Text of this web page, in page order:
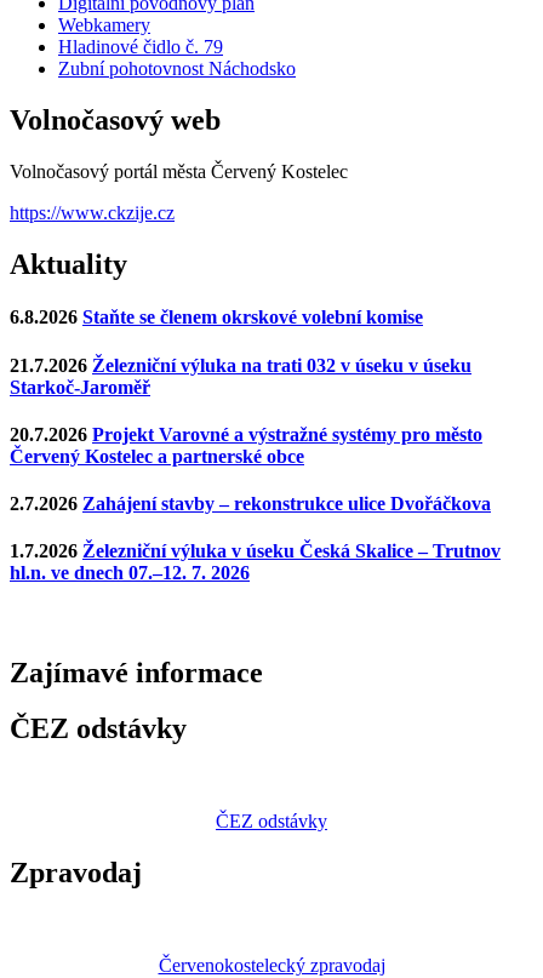
Webkamery
Hladinové čidlo č. 79
Zubní pohotovnost Náchodsko
Volnočasový web
Volnočasový portál města Červený Kostelec
https://www.ckzije.cz
Aktuality
6.8.2026 Staňte se členem okrskové volební komise
21.7.2026 Železniční výluka na trati 032 v úseku v úseku
Starkoč-Jaroměř
20.7.2026 Projekt Varovné a výstražné systémy pro město
Červený Kostelec a partnerské obce
2.7.2026 Zahájení stavby – rekonstrukce ulice Dvořáčkova
1.7.2026 Železniční výluka v úseku Česká Skalice – Trutnov
hl.n. ve dnech 07.–12. 7. 2026
Zajímavé informace
ČEZ odstávky
ČEZ odstávky
Zpravodaj
Červenokostelecký zpravodaj